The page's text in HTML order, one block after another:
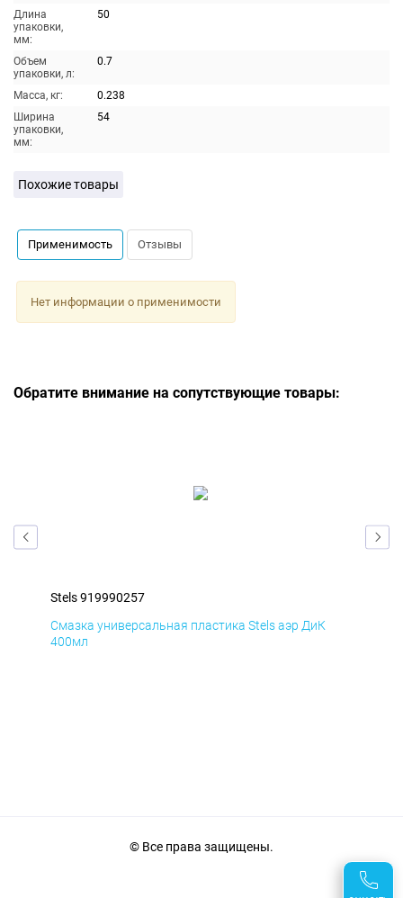
Длина
упаковки,
мм:
50
Объем
упаковки, л:
0.7
Масса, кг:
0.238
Ширина
упаковки,
мм:
54
Похожие товары
Применимость Отзывы
Нет информации о применимости
Обратите внимание на сопутствующие товары:
Stels 919990257
Смазка универсальная пластика Stels аэр ДиК
400мл
© Все права защищены.